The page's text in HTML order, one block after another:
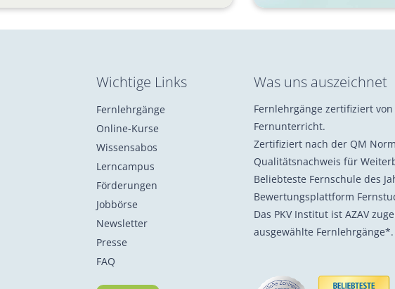
Wichtige Links
Fernlehrgänge
Online-Kurse
Wissensabos
Lerncampus
Förderungen
Jobbörse
Newsletter
Presse
FAQ
Was uns auszeichnet
Fernlehrgänge zertifiziert
Fernunterricht.
Zertifiziert nach der QM
Qualitätsnachweis für
Beliebteste Fernschule des
Bewertungsplattform
Das PKV Institut ist AZAV
ausgewählte Fernlehrgänge*.